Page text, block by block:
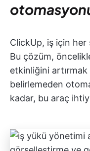
ClickUp, iş için her
Bu çözüm,
etkinliğini artırmak
belirlemeden
kadar, bu araç